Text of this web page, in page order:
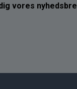
vores